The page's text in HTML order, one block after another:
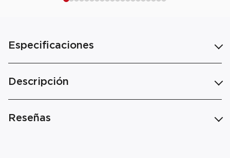
Especificaciones
Descripción
Reseñas